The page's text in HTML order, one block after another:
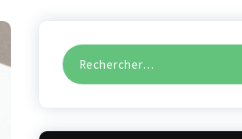
Recherche
pour :